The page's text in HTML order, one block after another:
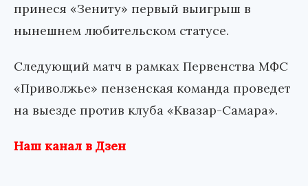
принеся «Зениту» первый выигрыш в
нынешнем любительском статусе.
Следующий матч в рамках Первенства МФС
«Приволжье» пензенская команда проведет
на выезде против клуба «Квазар-Самара».
Наш канал в Дзен